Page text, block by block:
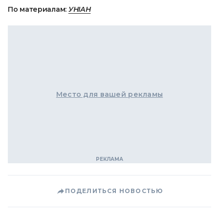
По материалам: УНІАН
Место для вашей рекламы
ПОДЕЛИТЬСЯ НОВОСТЬЮ